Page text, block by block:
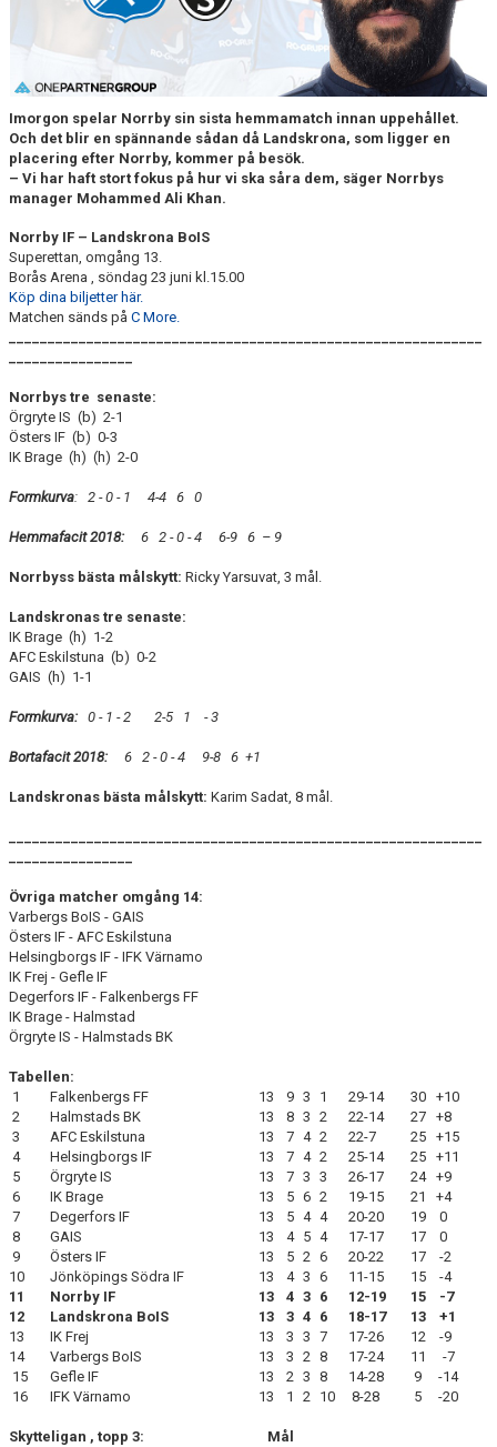
DOKUMENT
BILDARKIV
TABELL ETTAN SÖDRA 2025
Imorgon spelar Norrby sin sista hemmamatch innan uppehållet.
Och det blir en spännande sådan då Landskrona, som ligger en
placering efter Norrby, kommer på besök.
– Vi har haft stort fokus på hur vi ska såra dem, säger Norrbys
manager Mohammed Ali Khan.
Norrby IF – Landskrona BoIS
Superettan, omgång 13.
Borås Arena , söndag 23 juni kl.15.00
Köp dina biljetter här.
Matchen sänds på C More.
_____________________________________________________________
________________
Norrbys tre senaste:
Örgryte IS (b) 2-1
Östers IF (b) 0-3
IK Brage (h) (h) 2-0
Formkurva: 2 - 0 - 1 4-4 6 0
Hemmafacit 2018: 6 2 - 0 - 4 6-9 6 – 9
Norrbyss bästa målskytt: Ricky Yarsuvat, 3 mål.
Landskronas tre senaste:
IK Brage (h) 1-2
AFC Eskilstuna (b) 0-2
GAIS (h) 1-1
Formkurva: 0 - 1 - 2 2-5 1 - 3
Bortafacit 2018: 6 2 - 0 - 4 9-8 6 +1
Landskronas bästa målskytt: Karim Sadat, 8 mål.
_____________________________________________________________
________________
Övriga matcher omgång 14:
Varbergs BoIS - GAIS
Östers IF - AFC Eskilstuna
Helsingborgs IF - IFK Värnamo
IK Frej - Gefle IF
Degerfors IF - Falkenbergs FF
IK Brage - Halmstad
Örgryte IS - Halmstads BK
Tabellen:
1
Falkenbergs FF 13 9 3 1 29-14
30 +10
2
Halmstads BK 13 8 3 2 22-14
27 +8
3
AFC Eskilstuna 13 7 4 2 22-7
25 +15
4
Helsingborgs IF 13 7 4 2 25-14
25 +11
5
Örgryte IS 13 7 3 3 26-17
24 +9
6
IK Brage 13 5 6 2 19-15
21 +4
7
Degerfors IF 13 5 4 4 20-20
19 0
8
GAIS 13 4 5 4 17-17
17 0
9
Östers IF 13 5 2 6 20-22
17 -2
10
Jönköpings Södra IF 13 4 3 6 11-15
15 -4
11
Norrby IF 13 4 3 6 12-19
15 -7
12
Landskrona BoIS 13 3 4 6 18-17
13 +1
13
IK Frej 13 3 3 7 17-26
12 -9
14
Varbergs BoIS 13 3 2 8 17-24
11 -7
15
Gefle IF 13 2 3 8 14-28
9 -14
16
IFK Värnamo 13 1 2 10 8-28 5 -20
Skytteligan , topp 3: Mål